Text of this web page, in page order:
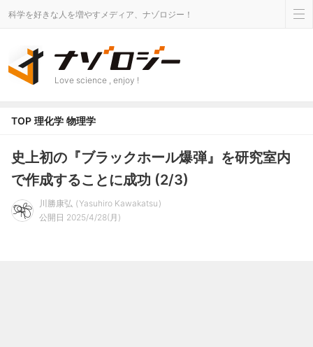
科学を好きな人を増やすメディア、ナゾロジー！
Love science , enjoy !
TOP 理化学 物理学
史上初の『ブラックホール爆弾』を研究室内
で作成することに成功 (2/3)
川勝康弘
Yasuhiro Kawakatsu
公開日 2025/4/28(月)